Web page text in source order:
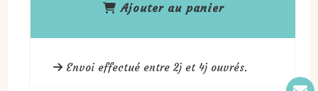
Ajouter au panier
Envoi effectué entre 2j et 4j ouvrés.